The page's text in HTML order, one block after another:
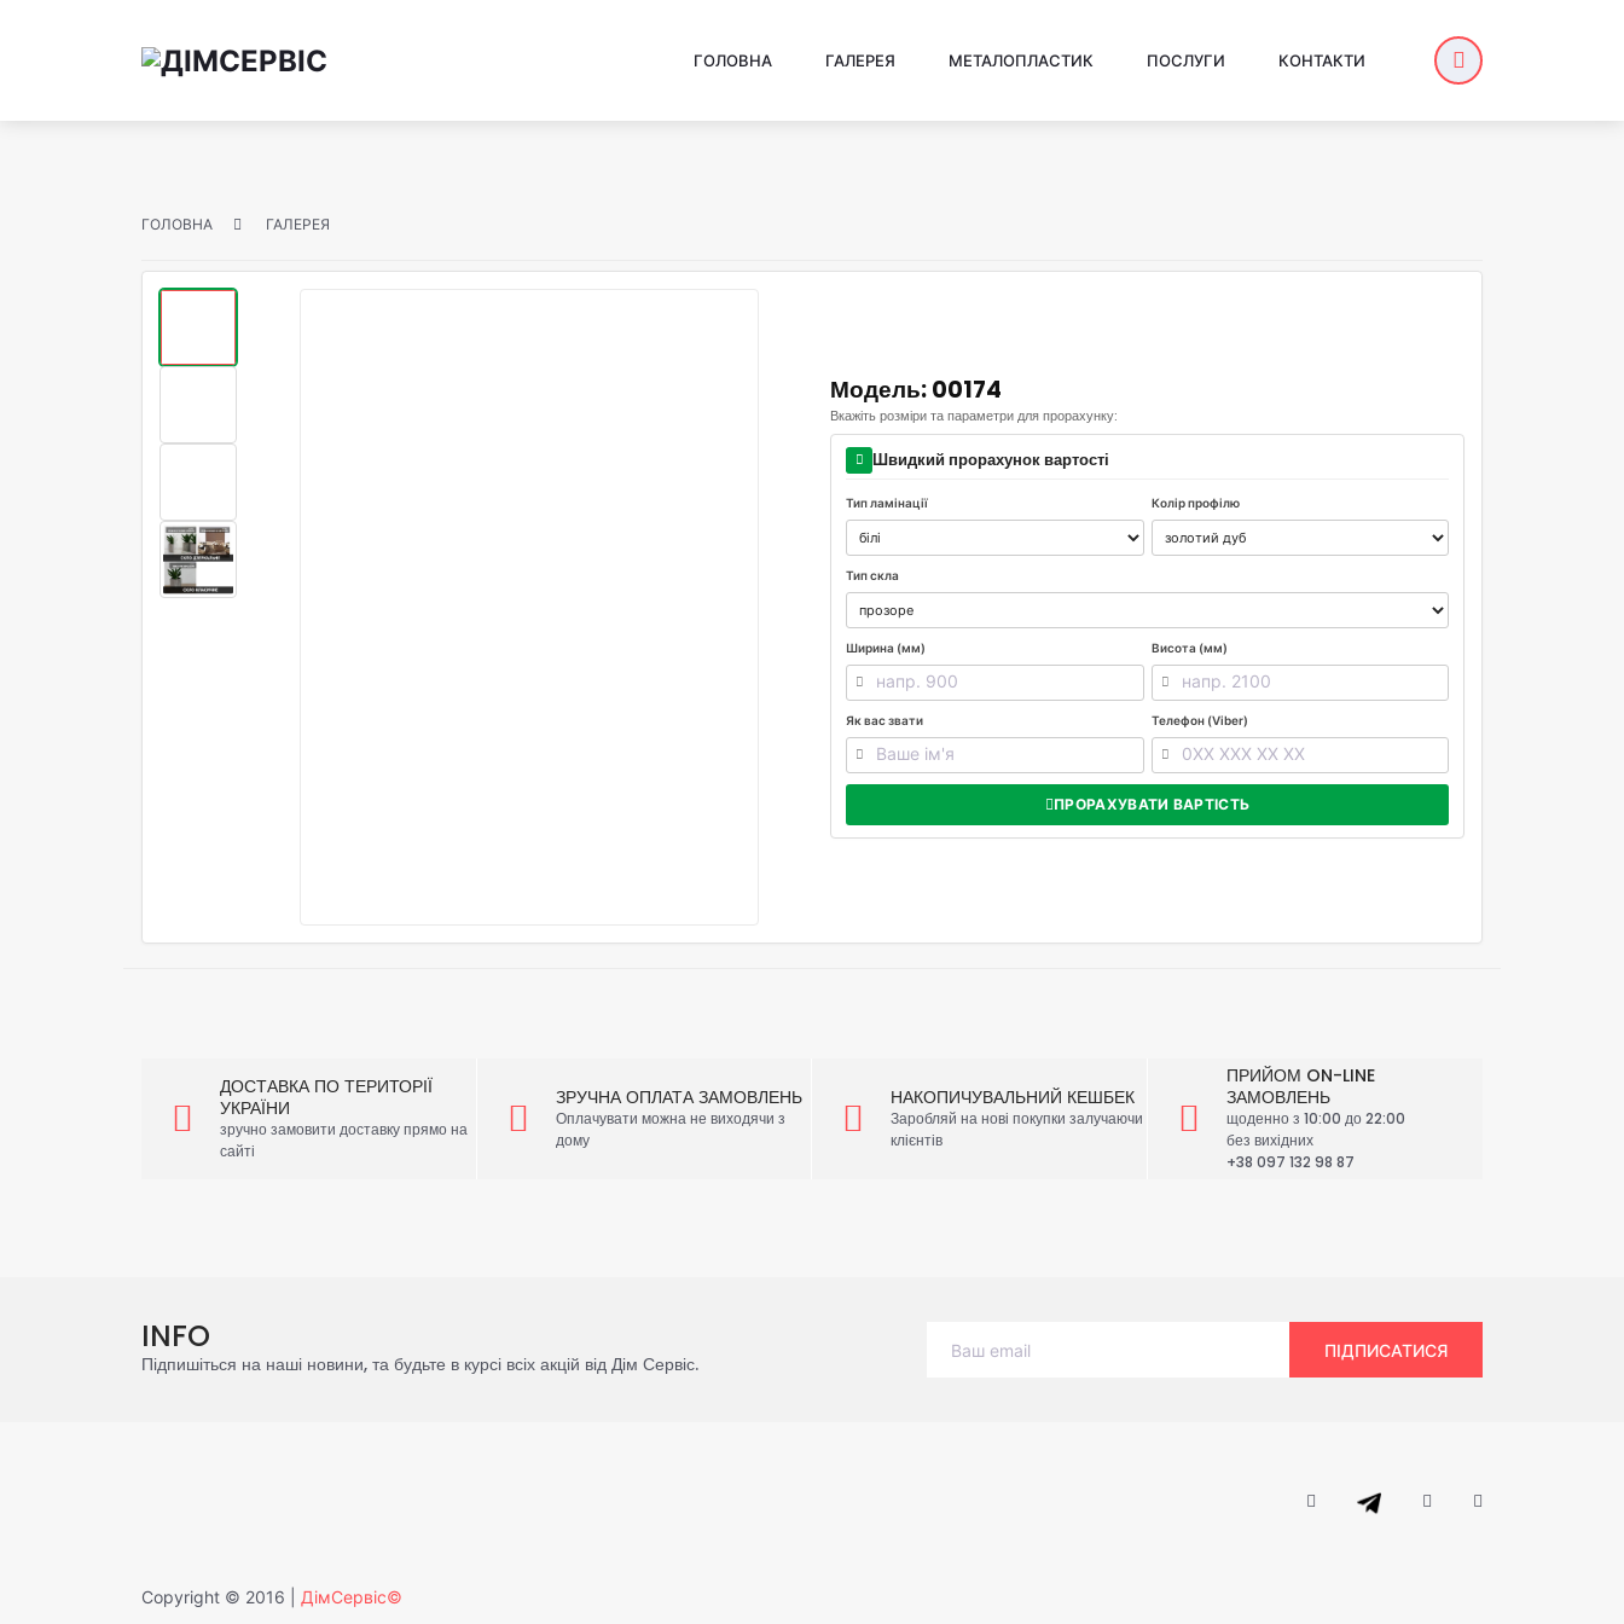
ГОЛОВНА ГАЛЕРЕЯ МЕТАЛОПЛАСТИК ПОСЛУГИ КОНТАКТИ
ГОЛОВНА ГАЛЕРЕЯ
Модель: 00174
Вкажіть розміри та параметри для прорахунку:
Швидкий прорахунок вартості
Тип ламінації Колір профілю
Тип скла
Ширина (мм) Висота (мм)
Як вас звати Телефон (Viber)
ПРОРАХУВАТИ ВАРТІСТЬ
ДОСТАВКА ПО ТЕРИТОРІЇ
УКРАЇНИ
зручно замовити доставку прямо на
сайті
ЗРУЧНА ОПЛАТА ЗАМОВЛЕНЬ
Оплачувати можна не виходячи з
дому
НАКОПИЧУВАЛЬНИЙ КЕШБЕК
Заробляй на нові покупки залучаючи
клієнтів
ПРИЙОМ ON-LINE
ЗАМОВЛЕНЬ
щоденно з 10:00 до 22:00
без вихідних
+38 097 132 98 87
INFO
Підпишіться на наші новини, та будьте в курсі всіх акцій від Дім Сервіс.
ПІДПИСАТИСЯ
Copyright © 2016 | ДімСервіс©